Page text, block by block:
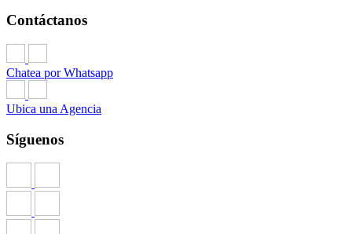
Contáctanos
Chatea por Whatsapp
Ubica una Agencia
Síguenos